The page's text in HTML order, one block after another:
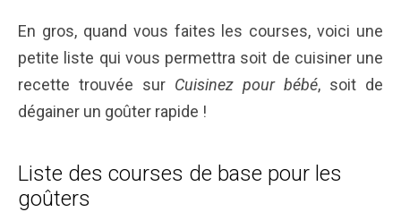
En gros, quand vous faites les courses, voici une
petite liste qui vous permettra soit de cuisiner une
recette trouvée sur Cuisinez pour bébé, soit de
dégainer un goûter rapide !
Liste des courses de base pour les
goûters